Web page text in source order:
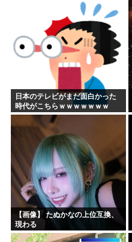
日本のテレビがまだ面白かった
時代がこちらｗｗｗｗｗｗｗ
【画像】 たぬかなの上位互換、
現わる